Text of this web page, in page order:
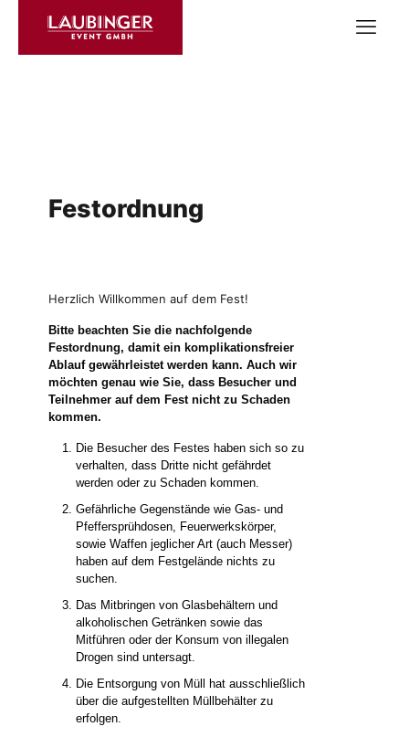
Festordnung
Herzlich Willkommen auf dem Fest!
Bitte beachten Sie die nachfolgende
Festordnung, damit ein komplikationsfreier
Ablauf gewährleistet werden kann. Auch wir
möchten genau wie Sie, dass Besucher und
Teilnehmer auf dem Fest nicht zu Schaden
kommen.
Die Besucher des Festes haben sich so zu
verhalten, dass Dritte nicht gefährdet
werden oder zu Schaden kommen.
Gefährliche Gegenstände wie Gas- und
Pfeffersprühdosen, Feuerwerkskörper,
sowie Waffen jeglicher Art (auch Messer)
haben auf dem Festgelände nichts zu
suchen.
Das Mitbringen von Glasbehältern und
alkoholischen Getränken sowie das
Mitführen oder der Konsum von illegalen
Drogen sind untersagt.
Die Entsorgung von Müll hat ausschließlich
über die aufgestellten Müllbehälter zu
erfolgen.